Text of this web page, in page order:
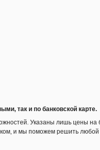
так и по банковской карте.
Указаны лишь цены на
и мы поможем решить любой